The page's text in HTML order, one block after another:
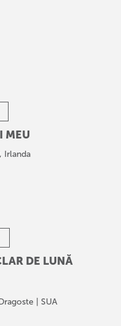
MEU
Irlanda
DE LUNĂ
| SUA